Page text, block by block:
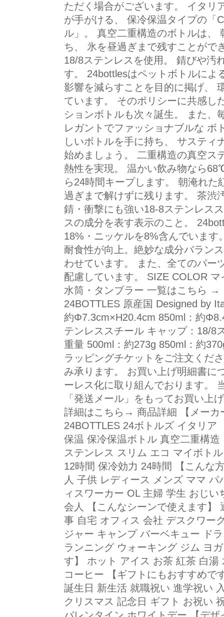
ただく場合がございます。 イタリ
が手がける、 保冷保温タイプの「
ル」。 真空二重構造のボトルは、
ち、 氷を昼過ぎまで残すことがで
18/8ステンレスを使用。 錆びや汚
す。 24bottlesはペットボトルによ
影響を減らすことを目的に掲げ、
ています。 そのポリシーに共感し
ションボトルも次々誕生。 また、
レガントでファッショナブルな ボ
しいボトルを手に持ち、 サスティ
始めましょう。 二重構造の真空ス
熱性を実現。 温かい飲み物なら
ら24時間キープします。 朝淹れ
過ぎまで解けずに残ります。 茶渋
錆・衝撃にも強い18-8ステンレス
スの成分を表す表示のこと。
18%・ニッケルを8%含んでいま
耐食性が向上。絶妙な成分バラン
わせています。 また、全てのパー
配慮しています。 SIZE COLOR
水筒・タンブラー 一覧はこちら →
24BOTTLES 原産国 Designed by
約Φ7.3cm×H20.4cm 850ml：約
テンレススチール キャップ：18/8
重量 500ml：約273g 850ml：約
ラッピングチケットをご注文く
み承ります。 お買い上げ明細書に
ーレス化に取り組んでおります。
「発送メール」をもってお買い上
詳細はこちら→ 商品詳細 【メーカ
24BOTTLES 24ボトルズ イタリア
保温 保冷保温ボトル 真空二重構
ステンレス スリム エコ マイボト
12時間 保冷効力 24時間 【こんな
人 子供 レディース メンズ ママ
ィスワーカー OL 主婦 学生 おじ
会人 【こんなシーンで使えます】
事 自宅 オフィス 会社 デスクワー
ジャー キャンプ バーベキュー ド
ランニング ウォーキング ジム ヨ
す】 ホット アイス お茶 紅茶 白
コーヒー 【ギフトにもおすすめで
誕生日 新生活 就職祝い 進学祝い
クリスマス 記念日 ギフト お祝い